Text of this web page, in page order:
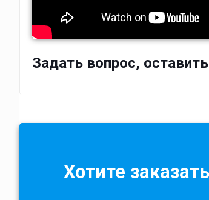
Задать вопрос,
Хотите